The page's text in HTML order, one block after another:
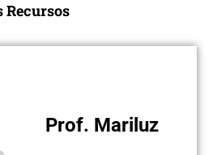
Prof. Mariluz